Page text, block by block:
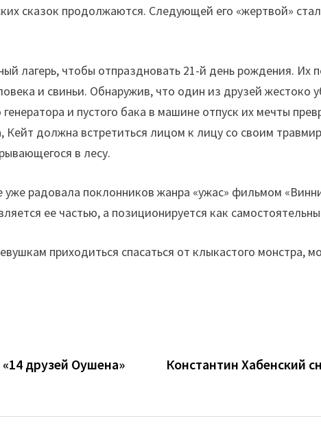
сказок продолжаются. Следующей его «жертвой»
лагерь, чтобы отпраздновать 21-й день рождения. Их
и свиньи. Обнаружив, что один из друзей жестоко
и пустого бака в машине отпуск их мечты
должна встретиться лицом к лицу со своим
в лесу.
уже радовала поклонников жанра «ужас» фильмом
ее частью, а позиционируется как
приходиться спасаться от клыкастого монстра,
друзей Оушена» Константин Хабенский